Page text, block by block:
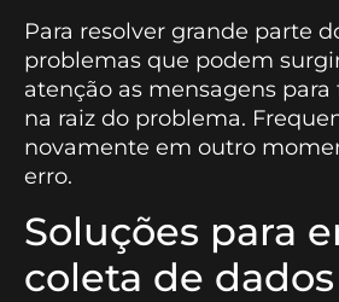
Para resolver grande parte
problemas que podem
atenção as mensagens
na raiz do problema.
novamente em outro
erro.
Soluções para
coleta de dados